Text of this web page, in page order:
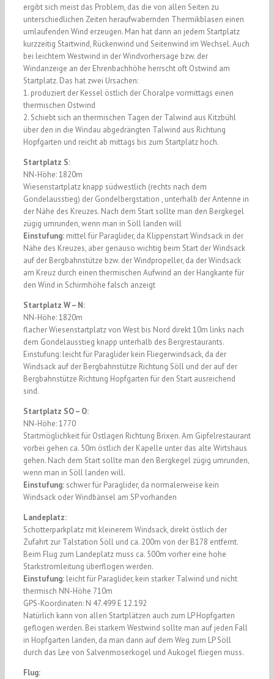
ergibt sich meist das Problem, das die von allen Seiten zu
unterschiedlichen Zeiten heraufwabernden Thermikblasen einen
umlaufenden Wind erzeugen. Man hat dann an jedem Startplatz
kurzzeitig Startwind, Rückenwind und Seitenwind im Wechsel. Auch
bei leichtem Westwind in der Windvorhersage bzw. der
Windanzeige an der Ehrenbachhöhe herrscht oft Ostwind am
Startplatz. Das hat zwei Ursachen:
1. produziert der Kessel östlich der Choralpe vormittags einen
thermischen Ostwind
2. Schiebt sich an thermischen Tagen der Talwind aus Kitzbühl
über den in die Windau abgedrängten Talwind aus Richtung
Hopfgarten und reicht ab mittags bis zum Startplatz hoch.
Startplatz S:
NN-Höhe: 1820m
Wiesenstartplatz knapp südwestlich (rechts nach dem
Gondelausstieg) der Gondelbergstation , unterhalb der Antenne in
der Nähe des Kreuzes. Nach dem Start sollte man den Bergkegel
zügig umrunden, wenn man in Söll landen will
Einstufung: mittel für Paraglider, da Klippenstart Windsack in der
Nähe des Kreuzes, aber genauso wichtig beim Start der Windsack
auf der Bergbahnstütze bzw. der Windpropeller, da der Windsack
am Kreuz durch einen thermischen Aufwind an der Hangkante für
den Wind in Schirmhöhe falsch anzeigt
Startplatz W – N:
NN-Höhe: 1820m
flacher Wiesenstartplatz von West bis Nord direkt 10m links nach
dem Gondelausstieg knapp unterhalb des Bergrestaurants.
Einstufung: leicht für Paraglider kein Fliegerwindsack, da der
Windsack auf der Bergbahnstütze Richtung Söll und der auf der
Bergbahnstütze Richtung Hopfgarten für den Start ausreichend
sind.
Startplatz SO – O:
NN-Höhe: 1770
Startmöglichkeit für Ostlagen Richtung Brixen. Am Gipfelrestaurant
vorbei gehen ca. 50m östlich der Kapelle unter das alte Wirtshaus
gehen. Nach dem Start sollte man den Bergkegel zügig umrunden,
wenn man in Söll landen will.
Einstufung: schwer für Paraglider, da normalerweise kein
Windsack oder Windbänsel am SP vorhanden
Landeplatz:
Schotterparkplatz mit kleinerem Windsack, direkt östlich der
Zufahrt zur Talstation Söll und ca. 200m von der B178 entfernt.
Beim Flug zum Landeplatz muss ca. 500m vorher eine hohe
Starkstromleitung überflogen werden.
Einstufung: leicht für Paraglider, kein starker Talwind und nicht
thermisch NN-Höhe 710m
GPS-Koordinaten: N 47.499 E 12.192
Natürlich kann von allen Startplätzen auch zum LP Hopfgarten
geflogen werden. Bei starkem Westwind sollte man auf jeden Fall
in Hopfgarten landen, da man dann auf dem Weg zum LP Söll
durch das Lee von Salvenmoserkogel und Aukogel fliegen muss.
Flug: